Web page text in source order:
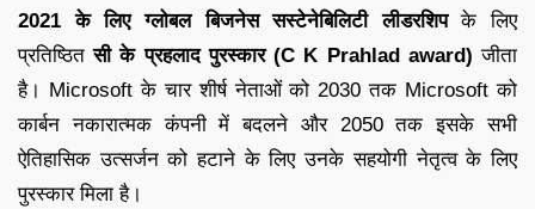
2021 के लिए ग्लोबल बिजनेस सस्टेनेबिलिटी लीडरशिपके लिए
प्रतिष्ठितसी के प्रहलाद पुरस्कार (C K Prahlad award)जीता
है। Microsoft के चार शीर्ष नेताओं को 2030 तक Microsoft को
कार्बन नकारात्मक कंपनी में बदलने और 2050 तक इसके सभी
ऐतिहासिक उत्सर्जन को हटाने के लिए उनके सहयोगी नेतृत्व के लिए
पुरस्कार मिला है।